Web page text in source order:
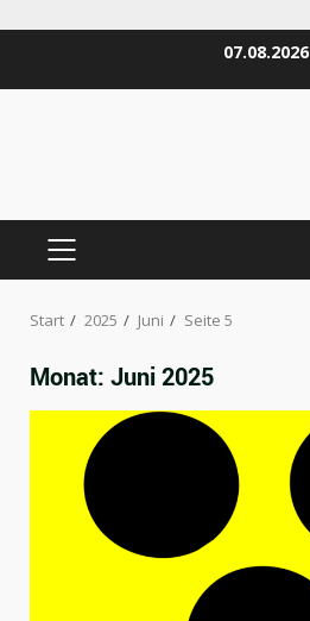
07.08.2026
PRIMÄRES
Start 2025 Juni Seite 5
Monat: Juni 2025